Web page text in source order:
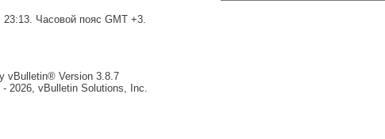
23:13. Часовой пояс GMT +3.
vBulletin® Version 3.8.7
2026, vBulletin Solutions, Inc.